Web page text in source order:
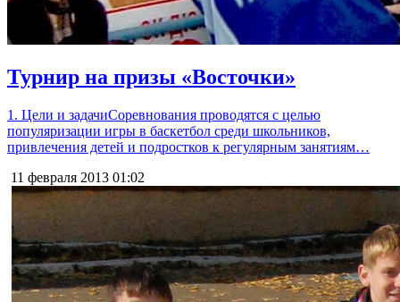
Турнир на призы «Восточки»
1. Цели и задачиСоревнования проводятся с целью
популяризации игры в баскетбол среди школьников,
привлечения детей и подростков к регулярным занятиям…
11 февраля 2013 01:02